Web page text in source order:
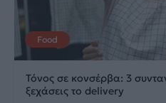
Food
Τόνος σε κονσέρβα: 3
ξεχάσεις το delivery